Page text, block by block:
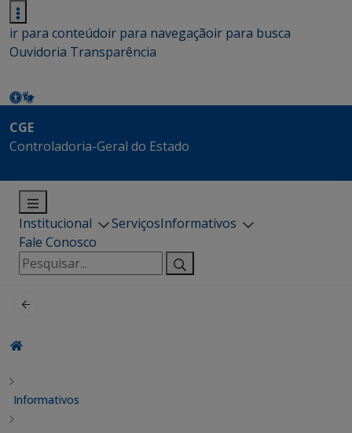
ir para conteúdoir para navegaçãoir para busca
Ouvidoria Transparência
CGE
Controladoria-Geral do Estado
Institucional ServiçosInformativos
Fale Conosco
Pesquisar
por:
Informativos